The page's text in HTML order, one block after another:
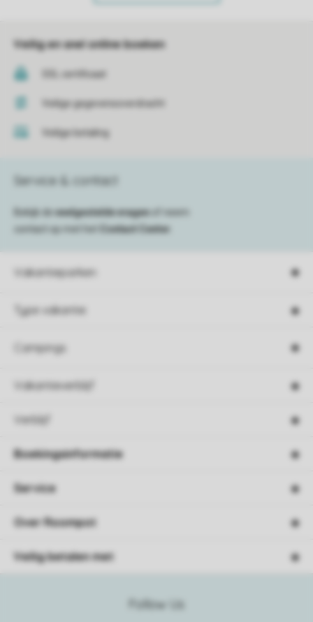
Veilig en snel online boeken
SSL certificaat
Veilige gegevensoverdracht
Veilige betaling
Vakantieparken
Type vakantie
Campings
Vakantieverblijf
Verblijf
Service & contact
Bekijk de veelgestelde vragen
of neem
contact op met het
Contact Center
Follow Us
Boekingsinformatie
Service
Over Roompot
Veilig betalen met